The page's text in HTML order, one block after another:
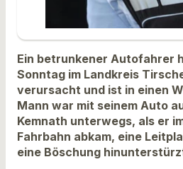
Ein betrunkener Autofahrer
Sonntag im Landkreis
verursacht und ist in einen
Mann war mit seinem Auto
Kemnath unterwegs, als er
Fahrbahn abkam, eine
eine Böschung